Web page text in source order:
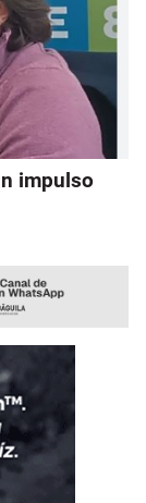
impulso